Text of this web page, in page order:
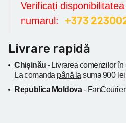
Verificați
numarul: +373
Livrare rapidă
Chișinău - Livrarea comenzilor în
La comanda până la suma 900
Republica Moldova- FanCourier